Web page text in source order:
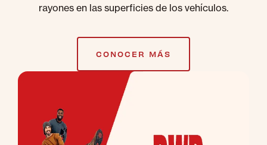
rayones en las superficies de los vehículos.
CONOCER MÁS